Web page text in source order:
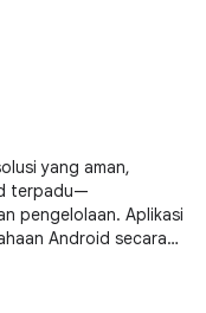
yang aman,
terpadu—
pengelolaan. Aplikasi
Android secara